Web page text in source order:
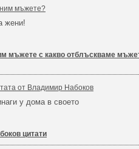
мъжете?
жени!
мъжете с какво отблъскваме
от Владимир Набоков
у дома в своето
цитати